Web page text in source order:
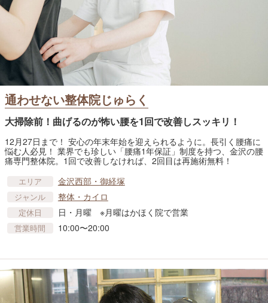
通わせない整体院じゅらく
大掃除前！曲げるのが怖い腰を1回で改善しスッキリ！
12月27日まで！ 安心の年末年始を迎えられるように。長引く腰痛に
悩む人必見！ 業界でも珍しい「腰痛1年保証」制度を持つ、金沢の腰
痛専門整体院。1回で改善しなければ、2回目は再施術無料！
エリア 金沢西部・御経塚
ジャンル 整体・カイロ
定休日 日・月曜 ※月曜はかほく院で営業
営業時間 10:00〜20:00